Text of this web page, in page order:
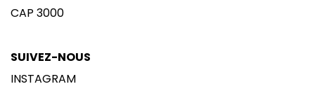
CAP 3000
SUIVEZ-NOUS
INSTAGRAM